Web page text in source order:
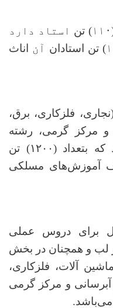
تن استاد دارد
تن استادان آن اناث
فلزکاری، برق،
و مرکز گرمی، رشته
که بتعداد(۱۲۰۰) تن
آموزش‌های مسلکی
برای دروس عملی
لب و همچنان در بخش
آلات، فلزکاری،
و مرکز گرمی